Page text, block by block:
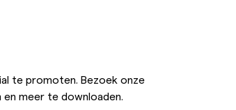
te promoten. Bezoek onze
meer te downloaden.